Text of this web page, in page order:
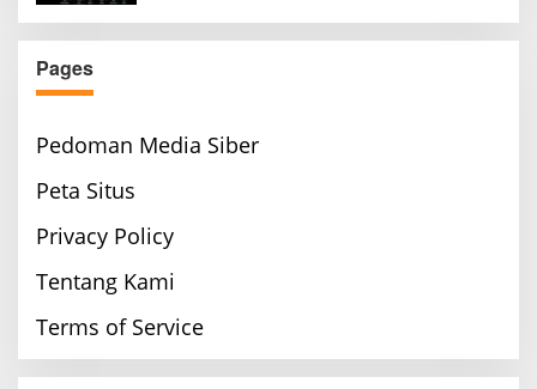
Pages
Pedoman Media Siber
Peta Situs
Privacy Policy
Tentang Kami
Terms of Service